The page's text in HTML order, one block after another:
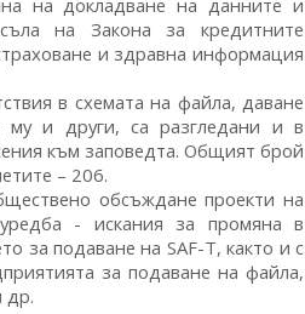
на докладване на данните и
на Закона за кредитните
и здравна информация
в схемата на файла, даване
му и други, са разгледани и в
към заповедта. Общият брой
– 206.
обсъждане проекти на
- искания за промяна в
за подаване на SAF-T, както и с
за подаване на файла,
др.